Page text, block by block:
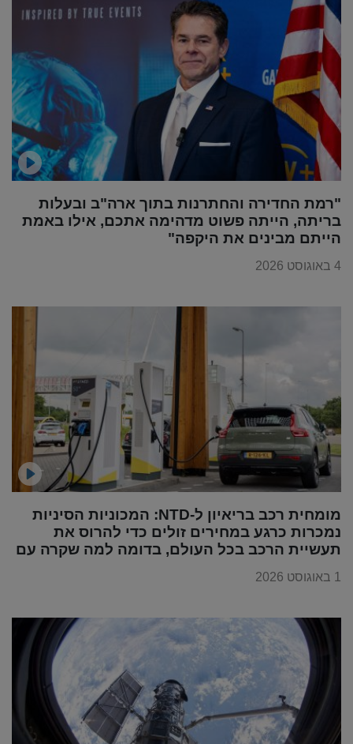
"רמת החדירה והחתרנות בתוך ארה"ב ובעלות
בריתה, הייתה פשוט מדהימה אתכם, אילו באמת
הייתם מבינים את היקפה"
4 באוגוסט 2026
מומחית רכב בריאיון ל-NTD: המכוניות הסיניות
נמכרות כרגע במחירים זולים כדי להרוס את
תעשיית הרכב בכל העולם, בדומה למה שקרה עם
1 באוגוסט 2026